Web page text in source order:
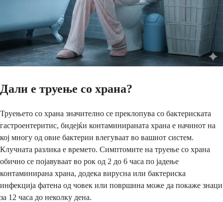
Дали е труење со храна?
Труењето со храна значително се преклопува со бактериската
гастроентеритис, бидејќи контаминираната храна е начинот на
кој многу од овие бактерии влегуваат во вашиот систем.
Клучната разлика е времето. Симптомите на труење со храна
обично се појавуваат во рок од 2 до 6 часа по јадење
контаминирана храна, додека вирусна или бактериска
инфекција фатена од човек или површина може да покаже знаци
за 12 часа до неколку дена.